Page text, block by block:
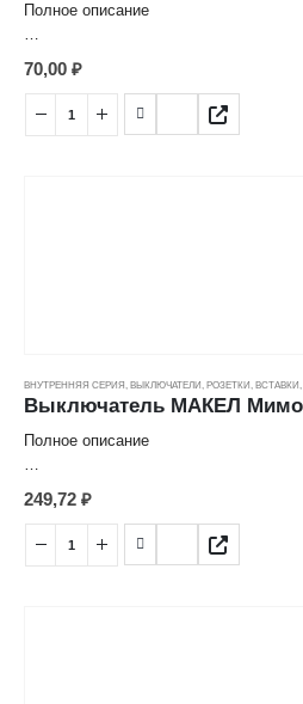
Полное описание
Характеристика товара:
Выключатель 2кл с подсветкой
Страна: Турция
Производитель: Makel
70,00 ₽
ВНУТРЕННЯЯ СЕРИЯ, ВЫКЛЮЧАТЕЛИ, РОЗЕТКИ, ВСТАВКИ,
Полное описание
Характеристика товара:
Выключатель 1 кл. проходной
Страна: Турция
Производитель: Makel
249,72 ₽